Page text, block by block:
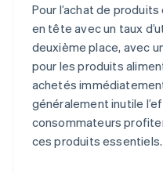
Pour l’achat de
en tête avec un taux
deuxième place, avec
pour les produits
achetés
généralement inutile
consommateurs
ces produits essentiels.